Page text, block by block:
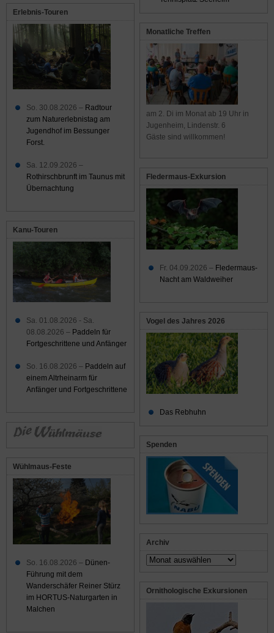
Monatliche Treffen
am 2. Di im Monat ab 19 Uhr in
Jugenheim, Lindenstr. 6
Gäste sind willkommen!
Fledermaus-Exkursion
Fr. 04.09.2026 – Fledermaus-
Nacht am Waldweiher
Vogel des Jahres 2026
Das Rebhuhn
Spenden
Archiv
Archiv
Ornithologische Exkursionen
Erlebnis-Touren
So. 30.08.2026 – Radtour
zum Naturerlebnistag am
Jugendhof im Bessunger
Forst.
Sa. 12.09.2026 –
Rothirschbrunft im Taunus mit
Übernachtung
Kanu-Touren
Sa. 01.08.2026 - Sa.
08.08.2026 – Paddeln für
Fortgeschrittene und Anfänger
So. 16.08.2026 – Paddeln auf
einem Altrheinarm für
Anfänger und Fortgeschrittene
Wühlmaus-Feste
So. 16.08.2026 – Dünen-
Führung mit dem
Wanderschäfer Reiner Stürz
im HORTUS-Naturgarten in
Malchen